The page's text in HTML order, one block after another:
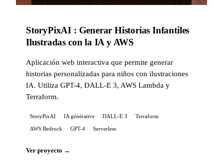
StoryPixAI : Generar Historias Infantiles
Ilustradas con la IA y AWS
Aplicación web interactiva que permite generar
historias personalizadas para niños con ilustraciones
IA. Utiliza GPT-4, DALL-E 3, AWS Lambda y
Terraform.
StoryPixAI IA générative DALL-E 3 Terraform
AWS Bedrock GPT-4 Serverless
Ver proyecto →